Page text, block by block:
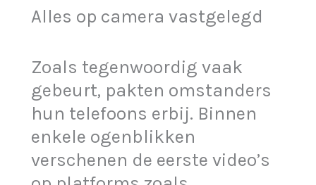
Alles op camera vastgelegd
Zoals tegenwoordig vaak
gebeurt, pakten omstanders
hun telefoons erbij. Binnen
enkele ogenblikken
verschenen de eerste video’s